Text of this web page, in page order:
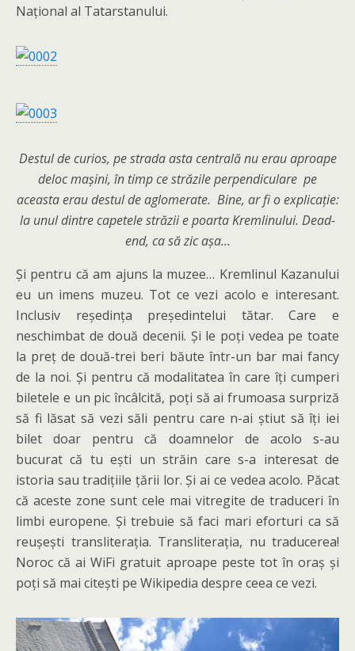
Național al Tatarstanului.
Destul de curios, pe strada asta centrală nu erau aproape
deloc mașini, în timp ce străzile perpendiculare pe
aceasta erau destul de aglomerate. Bine, ar fi o explicație:
la unul dintre capetele străzii e poarta Kremlinului. Dead-
end, ca să zic așa…
Și pentru că am ajuns la muzee… Kremlinul Kazanului
eu un imens muzeu. Tot ce vezi acolo e interesant.
Inclusiv reședința președintelui tătar. Care e
neschimbat de două decenii. Și le poți vedea pe toate
la preț de două-trei beri băute într-un bar mai fancy
de la noi. Și pentru că modalitatea în care îți cumperi
biletele e un pic încâlcită, poți să ai frumoasa surpriză
să fi lăsat să vezi săli pentru care n-ai știut să îți iei
bilet doar pentru că doamnelor de acolo s-au
bucurat că tu ești un străin care s-a interesat de
istoria sau tradițiile țării lor. Și ai ce vedea acolo. Păcat
că aceste zone sunt cele mai vitregite de traduceri în
limbi europene. Și trebuie să faci mari eforturi ca să
reușești transliterația. Transliterația, nu traducerea!
Noroc că ai WiFi gratuit aproape peste tot în oraș și
poți să mai citești pe Wikipedia despre ceea ce vezi.